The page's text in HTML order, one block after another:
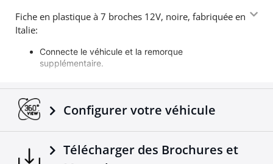
Fiche en plastique à 7 broches 12V, noire, fabriquée en
Italie:
Connecte le véhicule et la remorque
supplémentaire.
véhicule à la remorque.
Adaptable sur tous les camions / remorques.
Fabriqué selon les normes européennes.
gamme déjà réussie des accessoires Tessera4x4.
Configurer votre véhicule
Télécharger des Brochures et